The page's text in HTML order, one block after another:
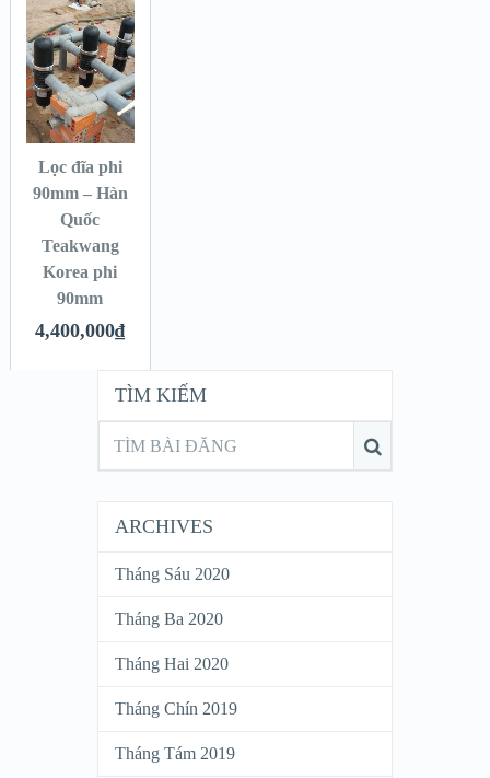
Lọc đĩa phi
90mm – Hàn
Quốc
Teakwang
Korea phi
90mm
4,400,000₫
TÌM KIẾM
ARCHIVES
Tháng Sáu 2020
Tháng Ba 2020
Tháng Hai 2020
Tháng Chín 2019
Tháng Tám 2019